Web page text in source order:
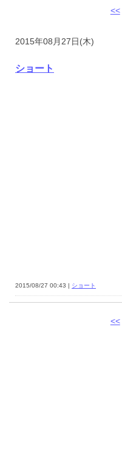
<<
2015年08月27日(木)
ショート
2015/08/27 00:43 | ショート
<<